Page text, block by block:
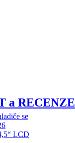
a RECENZE
se
LCD